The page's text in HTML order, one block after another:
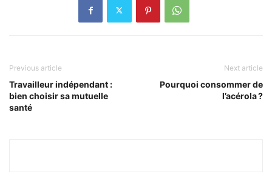
Previous article
Travailleur indépendant :
bien choisir sa mutuelle
santé
Next article
Pourquoi consommer de
l’acérola ?